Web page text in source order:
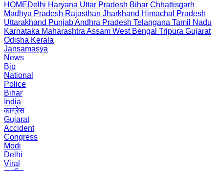
HOMEDelhi Haryana Uttar Pradesh Bihar Chhattisgarh
Madhya Pradesh Rajasthan Jharkhand Himachal Pradesh
Uttarakhand PunjabAndhra Pradesh Telangana Tamil Nadu
Karnataka Maharashtra Assam West Bengal Tripura Gujarat
Odisha Kerala
Jansamasya
News
Bjp
National
Police
Bihar
India
कांग्रेस
Gujarat
Accident
Congress
Modi
Delhi
Viral